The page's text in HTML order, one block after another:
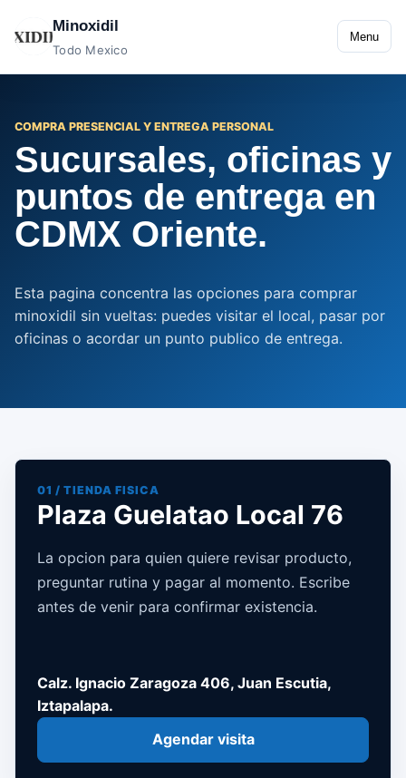
Minoxidil
Todo Mexico
Menu
COMPRA PRESENCIAL Y ENTREGA PERSONAL
Sucursales, oficinas y
puntos de entrega en
CDMX Oriente.
Esta pagina concentra las opciones para comprar
minoxidil sin vueltas: puedes visitar el local, pasar por
oficinas o acordar un punto publico de entrega.
01 / TIENDA FISICA
Plaza Guelatao Local 76
La opcion para quien quiere revisar producto,
preguntar rutina y pagar al momento. Escribe
antes de venir para confirmar existencia.
Calz. Ignacio Zaragoza 406, Juan Escutia,
Iztapalapa.
Agendar visita